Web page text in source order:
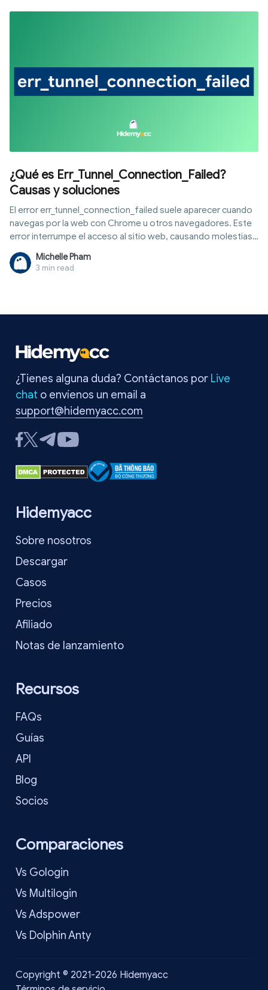
¿Qué es Err_Tunnel_Connection_Failed?
Causas y soluciones
El error err_tunnel_connection_failed suele aparecer cuando
navegas por la web con Chrome u otros navegadores. Este
error interrumpe el acceso al sitio web, causando molestias
a los usuarios. Las causas principales suelen estar
relacionadas con el proxy, la VPN o la configuración de red.
Afortunadamente, puedes solucionar este error por ti
err_tunnel_connection_failed, por qué ocurre y las formas
rápidamente y volver a navegar con normalidad.
Michelle Pham
3 min read
¿Tienes alguna duda? Contáctanos por Live
chat o envíenos un email a
support@hidemyacc.com
Hidemyacc
Sobre nosotros
Descargar
Casos
Precios
Afiliado
Notas de lanzamiento
Recursos
FAQs
Guías
API
Blog
Socios
Comparaciones
Vs Gologin
Vs Multilogin
Vs Adspower
Vs Dolphin Anty
Copyright © 2021-2026 Hidemyacc